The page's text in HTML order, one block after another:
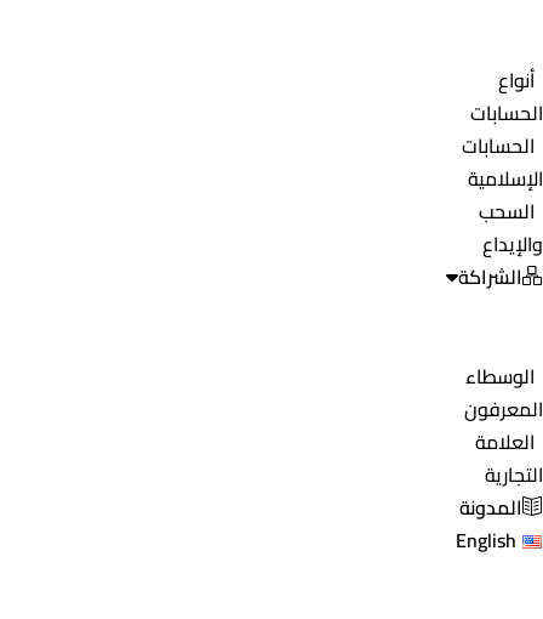
أنواع
الحسابات
الحسابات
الإسلامية
السحب
والإيداع
الشراكة
الوسطاء
المعرفون
العلامة
التجارية
المدونة
English